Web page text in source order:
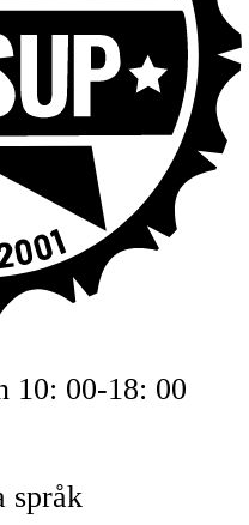
10: 00-18: 00
språk